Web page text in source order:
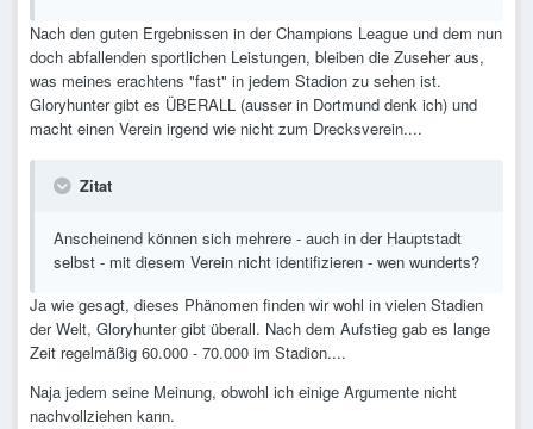
Nach den guten Ergebnissen in der Champions League und dem nun
doch abfallenden sportlichen Leistungen, bleiben die Zuseher aus,
was meines erachtens "fast" in jedem Stadion zu sehen ist.
Gloryhunter gibt es ÜBERALL (ausser in Dortmund denk ich) und
macht einen Verein irgend wie nicht zum Drecksverein....
Zitat
Anscheinend können sich mehrere - auch in der Hauptstadt
selbst - mit diesem Verein nicht identifizieren - wen wunderts?
Ja wie gesagt, dieses Phänomen finden wir wohl in vielen Stadien
der Welt, Gloryhunter gibt überall. Nach dem Aufstieg gab es lange
Zeit regelmäßig 60.000 - 70.000 im Stadion....
Naja jedem seine Meinung, obwohl ich einige Argumente nicht
nachvollziehen kann.